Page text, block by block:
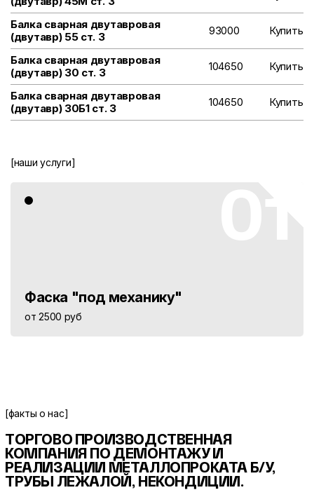
Балка сварная двутавровая
(двутавр) 55 ст. 3
93000 Купить
Балка сварная двутавровая
(двутавр) 30 ст. 3
104650 Купить
Балка сварная двутавровая
(двутавр) 30Б1 ст. 3
104650 Купить
[наши услуги]
Фаска "под механику"
от 2500 руб
[факты о нас]
ТОРГОВО ПРОИЗВОДСТВЕННАЯ
КОМПАНИЯ ПО ДЕМОНТАЖУ И
РЕАЛИЗАЦИИ МЕТАЛЛОПРОКАТА Б/У,
ТРУБЫ ЛЕЖАЛОЙ, НЕКОНДИЦИИ.